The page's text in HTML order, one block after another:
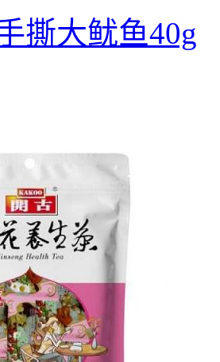
撕大鱿鱼40g